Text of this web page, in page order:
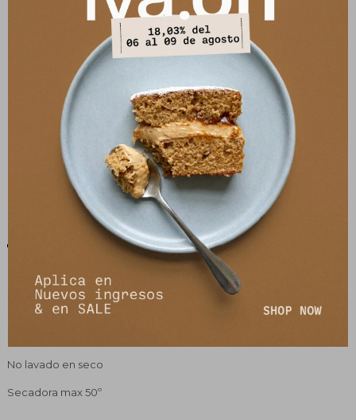
Ver opciones de pago y planes de cuotas
Cambios y Devoluciones
CUIDADOS:
Lavadora max 30º
No lavado en seco
Secadora max 50º